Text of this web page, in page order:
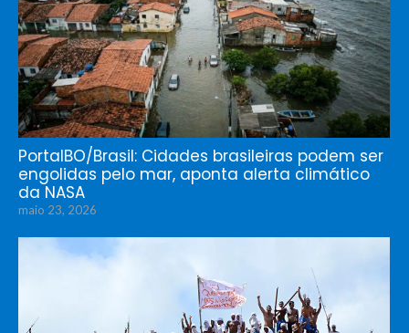
PortalBO/Brasil: Cidades brasileiras podem ser
engolidas pelo mar, aponta alerta climático
da NASA
maio 23, 2026